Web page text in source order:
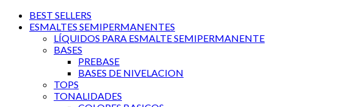
BEST SELLERS
ESMALTES SEMIPERMANENTES
LÍQUIDOS PARA ESMALTE SEMIPERMANENTE
BASES
PREBASE
BASES DE NIVELACION
TOPS
TONALIDADES